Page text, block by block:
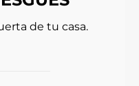
de tu casa.